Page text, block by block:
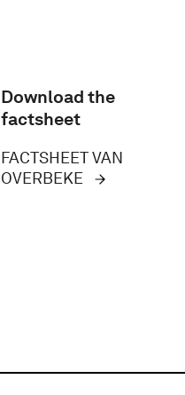
Download the
factsheet
FACTSHEET VAN
OVERBEKE